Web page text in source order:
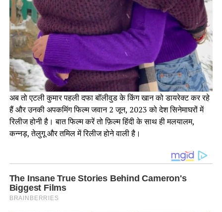
अब तो एटली कुमार पहली दफा बॉलीवुड के किंग खान को डायरेक्ट कर रहे
हैं और उनकी अपकमिंग फिल्म जवान 2 जून, 2023 को देश सिनेमाघरों में
रिलीज होनी है। बात फिल्म करें तो फ़िल्म हिंदी के साथ ही मलयालम,
कन्नड़, तेलुगू और तमिल में रिलीज होने वाली है।